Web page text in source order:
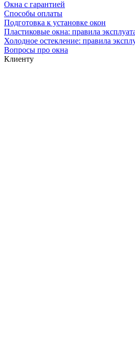
Окна с гарантией
Способы оплаты
Подготовка к установке окон
Пластиковые окна: правила
Холодное остекление: правила
Вопросы про окна
Клиенту